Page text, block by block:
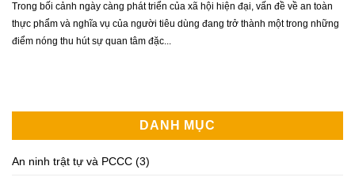
Trong bối cảnh ngày càng phát triển của xã hội hiện đại, vấn đề về an toàn
thực phẩm và nghĩa vụ của người tiêu dùng đang trở thành một trong những
điểm nóng thu hút sự quan tâm đặc...
DANH MỤC
An ninh trật tự và PCCC (3)